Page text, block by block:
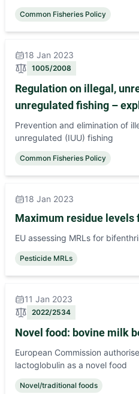
Common Fisheries Policy
18 Jan 2023
1005/2008
Regulation on illegal,
unregulated fishing –
Prevention and elimination of
unregulated (IUU) fishing
Common Fisheries Policy
18 Jan 2023
Maximum residue levels
EU assessing MRLs for
Pesticide MRLs
11 Jan 2023
2022/2534
Novel food: bovine milk
European Commission
lactoglobulin as a novel food
Novel/traditional foods